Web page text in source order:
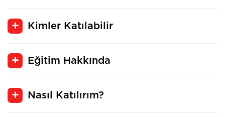
Kimler Katılabilir
Eğitim Hakkında
Nasıl Katılırım?